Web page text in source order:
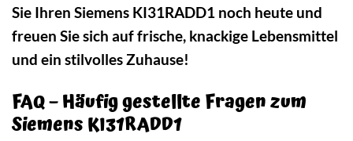
Sie Ihren Siemens KI31RADD1 noch heute und
freuen Sie sich auf frische, knackige Lebensmittel
und ein stilvolles Zuhause!
FAQ – Häufig gestellte Fragen zum
Siemens KI31RADD1